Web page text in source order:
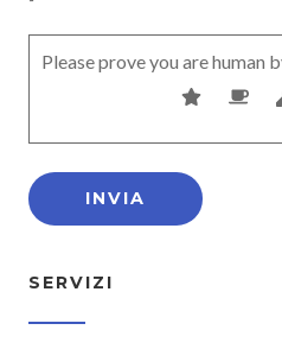
Please prove you are human
SERVIZI